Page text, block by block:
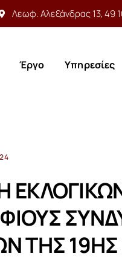
Λεωφ. Αλεξάνδρας 13, 49
Έργο Υπηρεσίες
ΤΗΣ